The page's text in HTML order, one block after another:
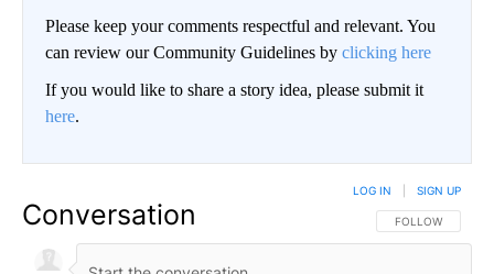
Please keep your comments respectful and relevant. You
can review our Community Guidelines by clicking here
If you would like to share a story idea, please submit it
here.
Conversation FOLLOW THIS
FOLLOW
LOG IN SIGN UP